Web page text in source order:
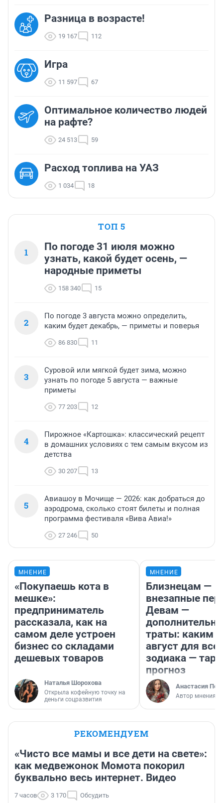
Разница в возрасте!
19 167 112
Игра
11 597 67
Оптимальное количество людей
на рафте?
24 513 59
Расход топлива на УАЗ
1 034 18
ТОП 5
1
По погоде 31 июля можно
узнать, какой будет осень, —
народные приметы
158 340 15
2
По погоде 3 августа можно определить,
каким будет декабрь, — приметы и поверья
86 830 11
3
Суровой или мягкой будет зима, можно
узнать по погоде 5 августа — важные
приметы
77 203 12
4
Пирожное «Картошка»: классический рецепт
в домашних условиях с тем самым вкусом из
детства
30 207 13
5
Авиашоу в Мочище — 2026: как добраться до
аэродрома, сколько стоят билеты и полная
программа фестиваля «Вива Авиа!»
27 246 50
МНЕНИЕ
«Покупаешь кота в
мешке»:
предприниматель
рассказала, как на
самом деле устроен
бизнес со складами
дешевых товаров
Наталья Шорохова
Открыла кофейную точку на
деньги соцразвития
МНЕНИЕ
Близнецам —
внезапные
Девам —
траты: каким
август для
зодиака —
прогноз
Анастасия
Автор мнения
РЕКОМЕНДУЕМ
«Чисто все мамы и все дети на свете»:
как медвежонок Момота покорил
буквально весь интернет. Видео
7 часов 3 170 Обсудить